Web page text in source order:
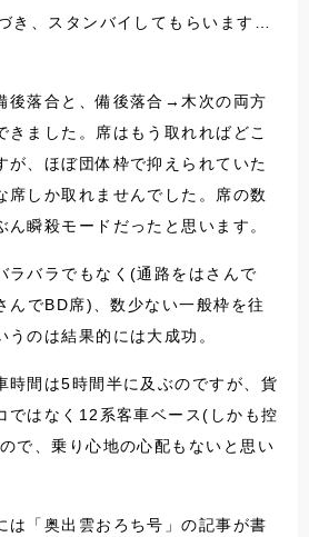
き、スタンバイしてもらいます…
後落合と、備後落合→木次の両方
きました。席はもう取れればどこ
が、ほぼ団体枠で抑えられていた
席しか取れませんでした。席の数
ん瞬殺モードだったと思います。
ラバラでもなく(通路をはさんで
んでBD席)、数少ない一般枠を往
のは結果的には大成功。
時間は5時間半に及ぶのですが、貨
ではなく12系客車ベース(しかも控
で、乗り心地の心配もないと思い
は「奥出雲おろち号」の記事が書